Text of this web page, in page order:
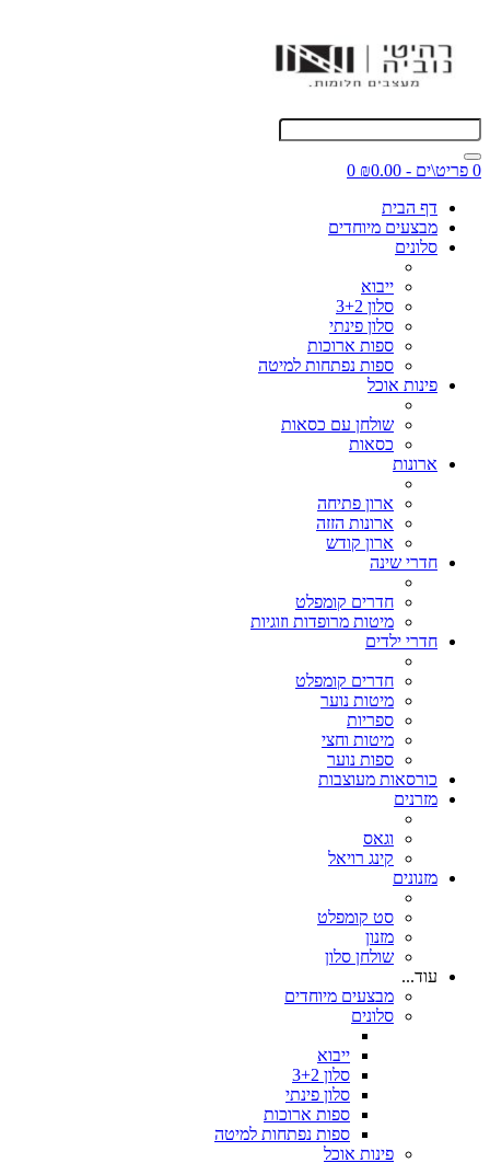
0 פריט\ים - ₪0.00
0
דף הבית
מבצעים מיוחדים
סלונים
ייבוא
סלון 3+2
סלון פינתי
ספות ארוכות
ספות נפתחות למיטה
פינות אוכל
שולחן עם כסאות
כסאות
ארונות
ארון פתיחה
ארונות הזזה
ארון קודש
חדרי שינה
חדרים קומפלט
מיטות מרופדות וזוגיות
חדרי ילדים
חדרים קומפלט
מיטות נוער
ספריות
מיטות וחצי
ספות נוער
כורסאות מעוצבות
מזרנים
וגאס
קינג רויאל
מזנונים
סט קומפלט
מזנון
שולחן סלון
עוד...
מבצעים מיוחדים
סלונים
ייבוא
סלון 3+2
סלון פינתי
ספות ארוכות
ספות נפתחות למיטה
פינות אוכל